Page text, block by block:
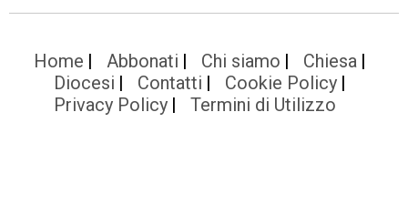
Home Abbonati Chi siamo
Chiesa
Diocesi
Contatti
Cookie Policy
Privacy Policy
Termini di Utilizzo